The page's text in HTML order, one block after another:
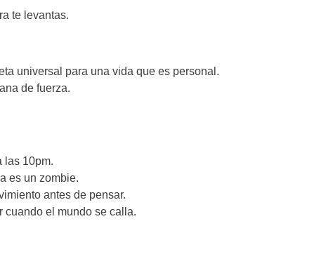
te levantas.
universal para una vida que es personal.
de fuerza.
las 10pm.
es un zombie.
antes de pensar.
cuando el mundo se calla.